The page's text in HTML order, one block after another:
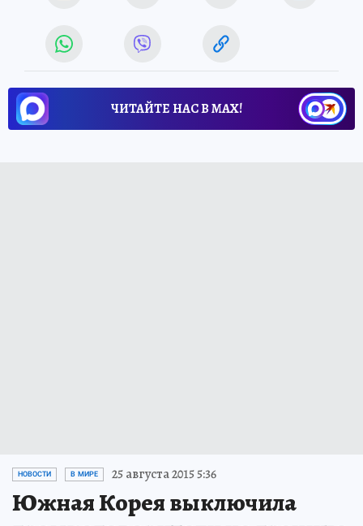
ЧИТАЙТЕ НАС В МАХ!
НОВОСТИ В МИРЕ 25 августа 2015 5:36
Южная Корея выключила